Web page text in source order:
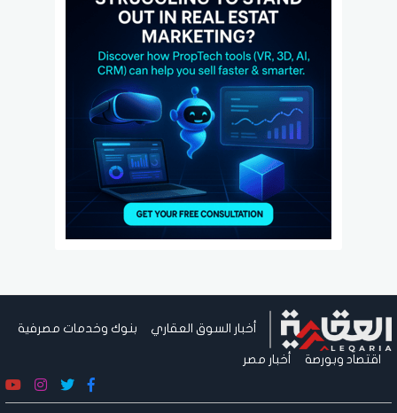
أخبار السوق العقاري بنوك وخدمات مصرفية
اقتصاد وبورصة أخبار مصر